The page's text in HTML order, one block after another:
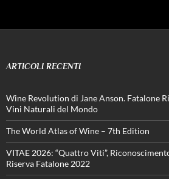
ARTICOLI RECENTI
Wine Revolution di Jane Anson. Fatalone
Vini Naturali del Mondo
The World Atlas of Wine – 7th Edition
VITAE 2026: “Quattro Viti”,
Riserva Fatalone 2022